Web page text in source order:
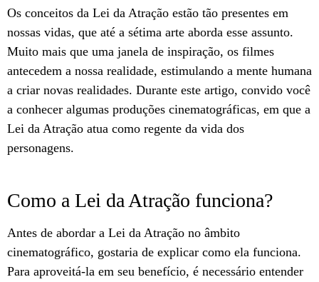
Os conceitos da Lei da Atração estão tão presentes em
nossas vidas, que até a sétima arte aborda esse assunto.
Muito mais que uma janela de inspiração, os filmes
antecedem a nossa realidade, estimulando a mente humana
a criar novas realidades. Durante este artigo, convido você
a conhecer algumas produções cinematográficas, em que a
Lei da Atração atua como regente da vida dos
personagens.
Como a Lei da Atração funciona?
Antes de abordar a Lei da Atração no âmbito
cinematográfico, gostaria de explicar como ela funciona.
Para aproveitá-la em seu benefício, é necessário entender